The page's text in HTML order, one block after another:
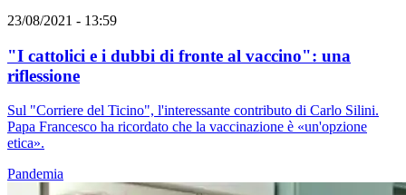
23/08/2021 - 13:59
"I cattolici e i dubbi di fronte al vaccino": una
riflessione
Sul "Corriere del Ticino", l'interessante contributo di Carlo Silini.
Papa Francesco ha ricordato che la vaccinazione è «un'opzione
etica».
Pandemia